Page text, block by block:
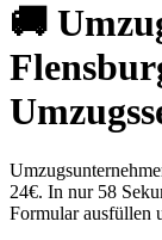
🚚
24€. In nur 58
Formular ausfüllen